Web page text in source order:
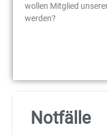
wollen Mitglied
werden?
Notfälle